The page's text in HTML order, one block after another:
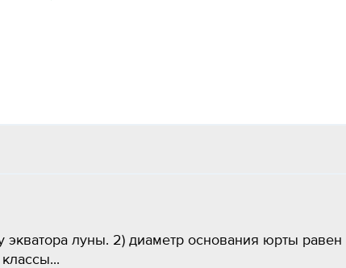
луны. 2) диаметр основания юрты равен